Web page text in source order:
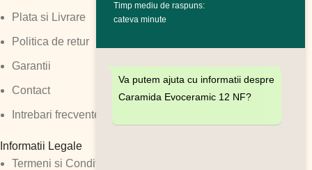
Plata si Livrare
Politica de retur
Garantii
Contact
Intrebari frecvente
Informatii Legale
Termeni si Conditii
Timp mediu de raspuns:
cateva minute
Va putem ajuta cu informatii despre
Caramida Evoceramic 12 NF?